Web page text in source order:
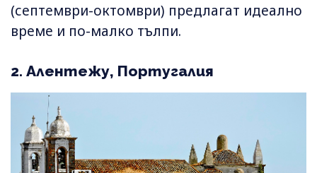
(септември-октомври) предлагат идеално
време и по-малко тълпи.
2. Алентежу, Португалия